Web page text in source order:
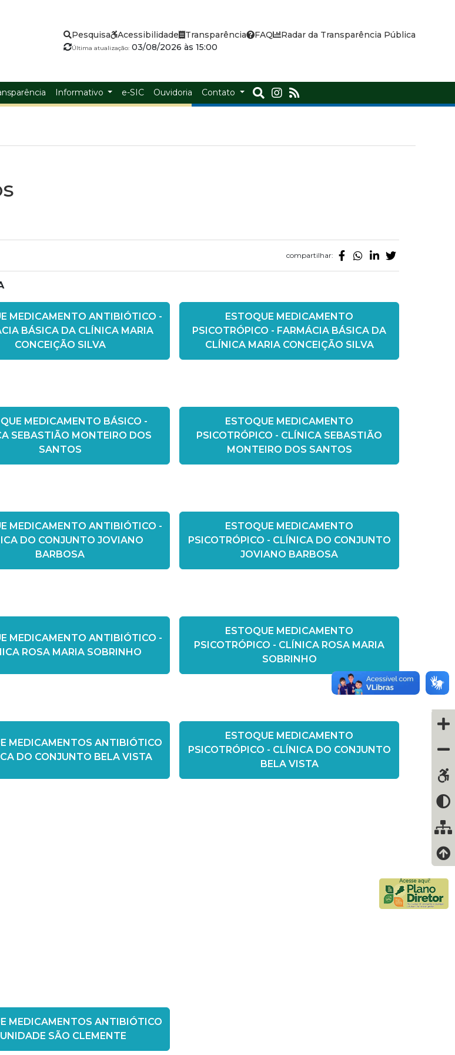
Pesquisa Acessibilidade Transparência FAQ Radar da Transparência Pública
Última atualização:03/08/2026 às 15:00
Informativo e-SIC Ouvidoria Contato
compartilhar:
MEDICAMENTO ANTIBIÓTICO -
BÁSICA DA CLÍNICA MARIA
CONCEIÇÃO SILVA
ESTOQUE MEDICAMENTO
PSICOTRÓPICO - FARMÁCIA BÁSICA DA
CLÍNICA MARIA CONCEIÇÃO SILVA
MEDICAMENTO BÁSICO -
SEBASTIÃO MONTEIRO DOS
SANTOS
ESTOQUE MEDICAMENTO
PSICOTRÓPICO - CLÍNICA SEBASTIÃO
MONTEIRO DOS SANTOS
MEDICAMENTO ANTIBIÓTICO -
DO CONJUNTO JOVIANO
BARBOSA
ESTOQUE MEDICAMENTO
PSICOTRÓPICO - CLÍNICA DO CONJUNTO
JOVIANO BARBOSA
MEDICAMENTO ANTIBIÓTICO -
ROSA MARIA SOBRINHO
ESTOQUE MEDICAMENTO
PSICOTRÓPICO - CLÍNICA ROSA MARIA
SOBRINHO
MEDICAMENTOS ANTIBIÓTICO
DO CONJUNTO BELA VISTA
ESTOQUE MEDICAMENTO
PSICOTRÓPICO - CLÍNICA DO CONJUNTO
BELA VISTA
MEDICAMENTOS ANTIBIÓTICO
SÃO CLEMENTE